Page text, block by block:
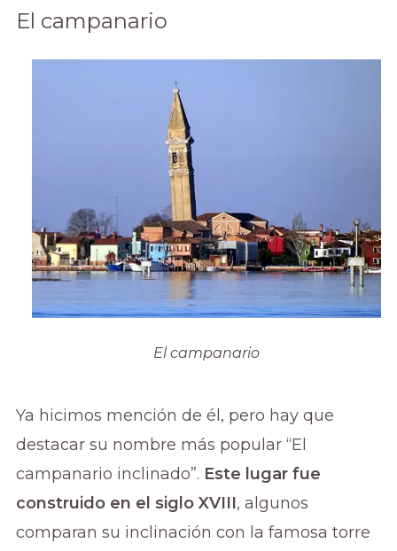
El campanario
El campanario
Ya hicimos mención de él, pero hay que
destacar su nombre más popular “El
campanario inclinado”. Este lugar fue
construido en el siglo XVIII, algunos
comparan su inclinación con la famosa torre